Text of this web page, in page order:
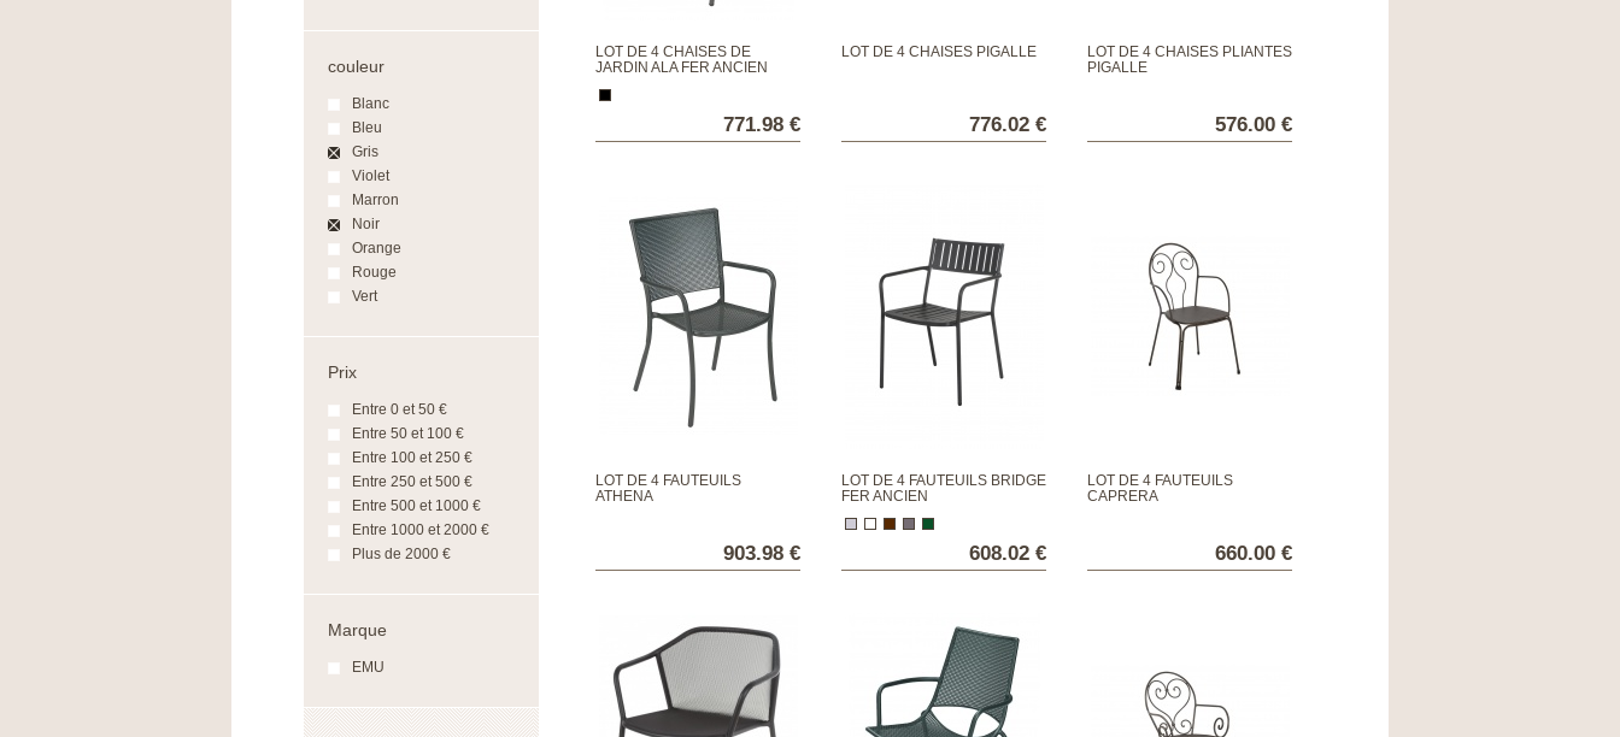
couleur
Blanc
Bleu
Gris
Violet
Marron
Noir
Orange
Rouge
Vert
Prix
Entre 0 et 50 €
Entre 50 et 100 €
Entre 100 et 250 €
Entre 250 et 500 €
Entre 500 et 1000 €
Entre 1000 et 2000 €
Plus de 2000 €
Marque
EMU
LOT DE 4 CHAISES DE
JARDIN ALA FER ANCIEN
771.98 €
LOT DE 4 CHAISES PIGALLE
776.02 €
LOT DE 4 CHAISES PLIANTES
PIGALLE
576.00 €
LOT DE 4 FAUTEUILS
ATHENA
903.98 €
LOT DE 4 FAUTEUILS BRIDGE
FER ANCIEN
608.02 €
LOT DE 4 FAUTEUILS
CAPRERA
660.00 €